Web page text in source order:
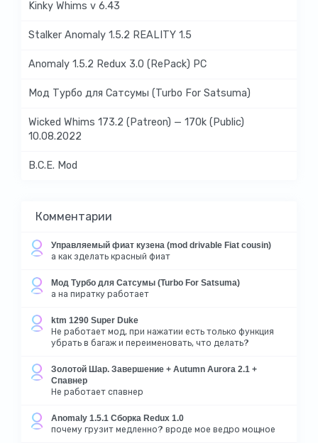
Kinky Whims v 6.43
Stalker Anomaly 1.5.2 REALITY 1.5
Anomaly 1.5.2 Redux 3.0 (RePack) PC
Мод Турбо для Сатсумы (Turbo For Satsuma)
Wicked Whims 173.2 (Patreon) — 170k (Public)
10.08.2022
B.C.E. Mod
Комментарии
Управляемый фиат кузена (mod drivable Fiat cousin)
а как зделать красный фиат
Мод Турбо для Сатсумы (Turbo For Satsuma)
а на пиратку работает
ktm 1290 Super Duke
Не работает мод, при нажатии есть только функция
убрать в багаж и переименовать, что делать?
Золотой Шар. Завершение + Autumn Aurora 2.1 +
Спавнер
Не работает спавнер
Anomaly 1.5.1 Сборка Redux 1.0
почему грузит медленно? вроде мое ведро мощное